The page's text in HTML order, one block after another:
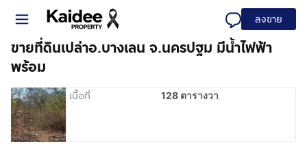
ลงขาย
ขายที่ดินเปล่าอ.บางเลน จ.นครปฐม มีน้ำไฟฟ้า
พร้อม
เนื้อที่ 128 ตารางวา